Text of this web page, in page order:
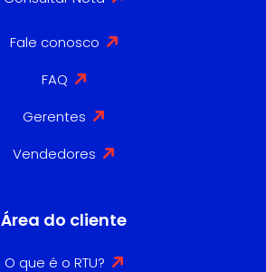
Fale conosco
FAQ
Gerentes
Vendedores
Área do cliente
O que é o RTU?